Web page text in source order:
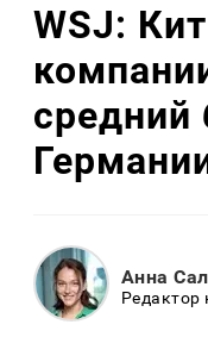
WSJ:
средний
Анна
Редактор